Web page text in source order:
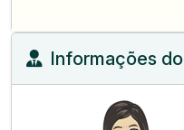
Informações